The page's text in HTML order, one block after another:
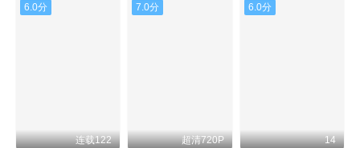
6.0分
连载122
7.0分
超清720P
6.0分
14